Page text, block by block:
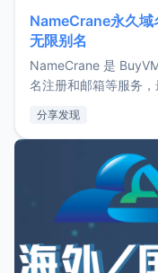
NameCrane永久
无限别名
NameCrane 是
名注册和邮箱等服务
又实惠的域名邮箱，
分享发现